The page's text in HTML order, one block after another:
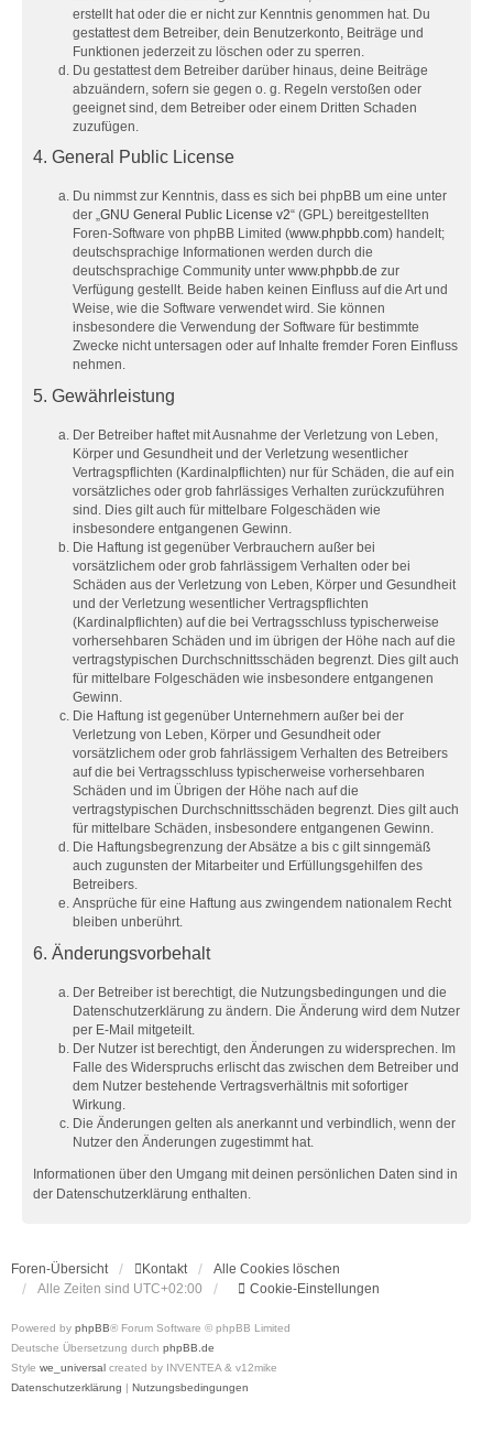
erstellt hat oder die er nicht zur Kenntnis genommen hat. Du
gestattest dem Betreiber, dein Benutzerkonto, Beiträge und
Funktionen jederzeit zu löschen oder zu sperren.
Du gestattest dem Betreiber darüber hinaus, deine Beiträge
abzuändern, sofern sie gegen o. g. Regeln verstoßen oder
geeignet sind, dem Betreiber oder einem Dritten Schaden
zuzufügen.
4. General Public License
Du nimmst zur Kenntnis, dass es sich bei phpBB um eine unter
der „GNU General Public License v2“ (GPL) bereitgestellten
Foren-Software von phpBB Limited (www.phpbb.com) handelt;
deutschsprachige Informationen werden durch die
deutschsprachige Community unter www.phpbb.de zur
Verfügung gestellt. Beide haben keinen Einfluss auf die Art und
Weise, wie die Software verwendet wird. Sie können
insbesondere die Verwendung der Software für bestimmte
Zwecke nicht untersagen oder auf Inhalte fremder Foren Einfluss
nehmen.
5. Gewährleistung
Der Betreiber haftet mit Ausnahme der Verletzung von Leben,
Körper und Gesundheit und der Verletzung wesentlicher
Vertragspflichten (Kardinalpflichten) nur für Schäden, die auf ein
vorsätzliches oder grob fahrlässiges Verhalten zurückzuführen
sind. Dies gilt auch für mittelbare Folgeschäden wie
insbesondere entgangenen Gewinn.
Die Haftung ist gegenüber Verbrauchern außer bei
vorsätzlichem oder grob fahrlässigem Verhalten oder bei
Schäden aus der Verletzung von Leben, Körper und Gesundheit
und der Verletzung wesentlicher Vertragspflichten
(Kardinalpflichten) auf die bei Vertragsschluss typischerweise
vorhersehbaren Schäden und im übrigen der Höhe nach auf die
vertragstypischen Durchschnittsschäden begrenzt. Dies gilt auch
für mittelbare Folgeschäden wie insbesondere entgangenen
Gewinn.
Die Haftung ist gegenüber Unternehmern außer bei der
Verletzung von Leben, Körper und Gesundheit oder
vorsätzlichem oder grob fahrlässigem Verhalten des Betreibers
auf die bei Vertragsschluss typischerweise vorhersehbaren
Schäden und im Übrigen der Höhe nach auf die
vertragstypischen Durchschnittsschäden begrenzt. Dies gilt auch
für mittelbare Schäden, insbesondere entgangenen Gewinn.
Die Haftungsbegrenzung der Absätze a bis c gilt sinngemäß
auch zugunsten der Mitarbeiter und Erfüllungsgehilfen des
Betreibers.
Ansprüche für eine Haftung aus zwingendem nationalem Recht
bleiben unberührt.
6. Änderungsvorbehalt
Der Betreiber ist berechtigt, die Nutzungsbedingungen und die
Datenschutzerklärung zu ändern. Die Änderung wird dem Nutzer
per E-Mail mitgeteilt.
Der Nutzer ist berechtigt, den Änderungen zu widersprechen. Im
Falle des Widerspruchs erlischt das zwischen dem Betreiber und
dem Nutzer bestehende Vertragsverhältnis mit sofortiger
Wirkung.
Die Änderungen gelten als anerkannt und verbindlich, wenn der
Nutzer den Änderungen zugestimmt hat.
Informationen über den Umgang mit deinen persönlichen Daten sind in
der Datenschutzerklärung enthalten.
Foren-Übersicht Kontakt
Alle Cookies löschen
Alle Zeiten sind UTC+02:00 Cookie-Einstellungen
Powered by phpBB® Forum Software © phpBB Limited
Deutsche Übersetzung durch phpBB.de
Style we_universal created by INVENTEA & v12mike
Datenschutzerklärung | Nutzungsbedingungen